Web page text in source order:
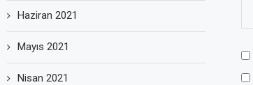
Haziran 2021
Mayıs 2021
Nisan 2021